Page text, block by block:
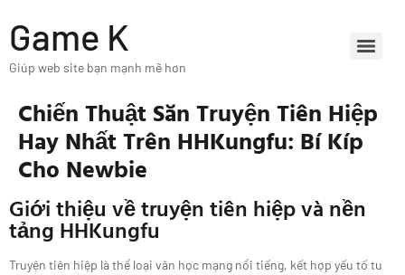
Game K
Giúp web site bạn mạnh mẽ hơn
Chiến Thuật Săn Truyện Tiên Hiệp
Hay Nhất Trên HHKungfu: Bí Kíp
Cho Newbie
Giới thiệu về truyện tiên hiệp và nền
tảng HHKungfu
Truyện tiên hiệp là thể loại văn học mạng nổi tiếng, kết hợp yếu tố tu